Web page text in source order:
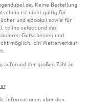
Keine Bestellung
ist nicht gültig für
und eBooks) sowie für
tolino select und das
Gutscheinen und
möglich. Ein Weiterverkauf
der großen Zahl an
Informationen über den